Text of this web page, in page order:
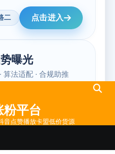
粉平台
音点赞播放卡盟低价货源